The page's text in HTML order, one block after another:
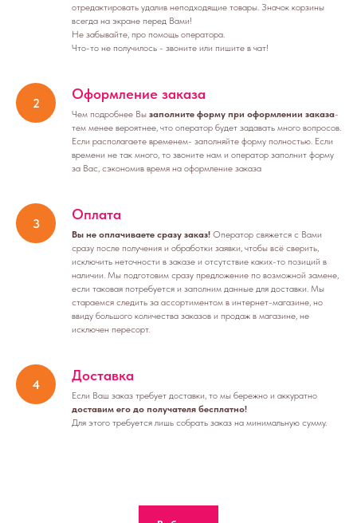
отредактировать удалив неподходящие товары. Значок корзины
всегда на экране перед Вами!
Не забывайте, про помощь оператора.
Что-то не получилось - звоните или пишите в чат!
Оформление заказа
Чем подробнее Вы заполните форму при оформлении заказа-
тем менее вероятнее, что оператор будет задавать много вопросов.
Если располагаете временем- заполняйте форму полностью. Если
времени не так много, то звоните нам и оператор заполнит форму
за Вас, сэкономив время на оформление заказа
Оплата
Вы не оплачиваете сразу заказ! Оператор свяжется с Вами
сразу после получения и обработки заявки, чтобы всё сверить,
исключить неточности в заказе и отсутствие каких-то позиций в
наличии. Мы подготовим сразу предложение по возможной замене,
если таковая потребуется и заполним данные для доставки. Мы
стараемся следить за ассортиментом в интернет-магазине, но
ввиду большого количества заказов и продаж в магазине, не
исключен пересорт.
Доставка
Если Ваш заказ требует доставки, то мы бережно и аккуратно
доставим его до получателя бесплатно!
Для этого требуется лишь собрать заказ на минимальную сумму.